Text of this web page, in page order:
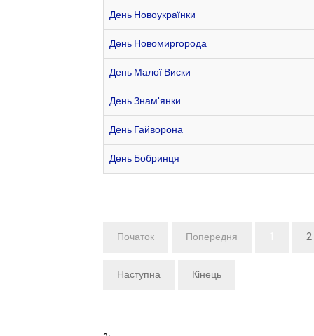
День Новоукраїнки
День Новомиргорода
День Малої Виски
День Знам'янки
День Гайворона
День Бобринця
Початок Попередня 2
Наступна Кінець